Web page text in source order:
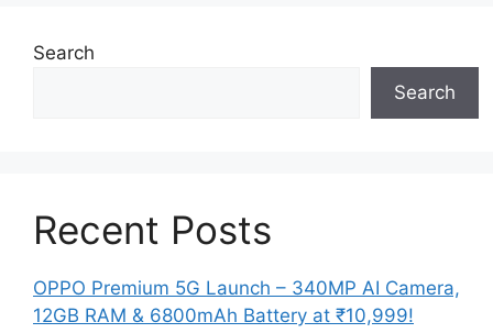
Search
Search
Recent Posts
OPPO Premium 5G Launch – 340MP AI Camera,
12GB RAM & 6800mAh Battery at ₹10,999!